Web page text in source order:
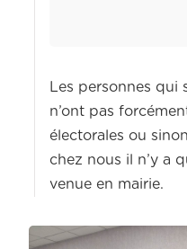
Les personnes qui
n’ont pas
électorales ou
chez nous il n’y a
venue en mairie.